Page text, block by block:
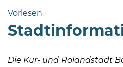
Bramstedt
Bramstedt
Vorlesen
Die Kur- und Rolandstadt